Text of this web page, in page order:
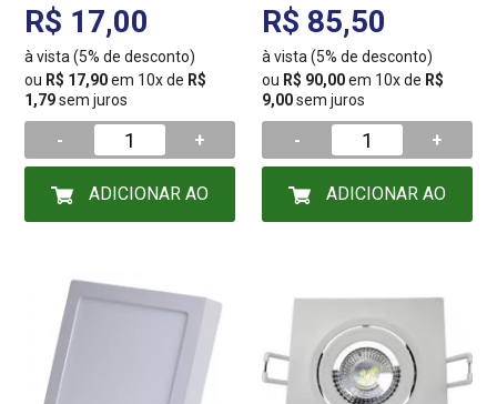
786241370
R$ 17,00
à vista (5% de desconto)
ou R$ 17,90em 10x de R$
1,79sem juros
- +
6000/6400/6500K BIV
R$ 85,50
à vista (5% de desconto)
ou R$ 90,00em 10x de R$
9,00sem juros
- +